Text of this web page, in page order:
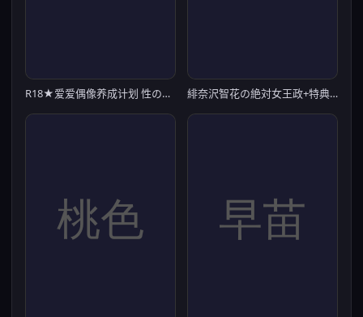
R18★爱爱偶像养成计划 性のぷろでゅーす★ミ【20221230】 緋奈沢智花の絶対女王政+特典 生肉【20230210】